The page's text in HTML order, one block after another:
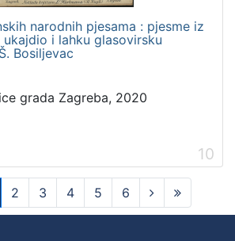
narodnih pjesama : pjesme iz
i lahku glasovirsku
Bosiljevac
grada Zagreba, 2020
10
2 3 4 5 6